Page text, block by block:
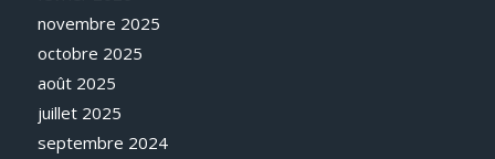
novembre 2025
octobre 2025
août 2025
juillet 2025
septembre 2024